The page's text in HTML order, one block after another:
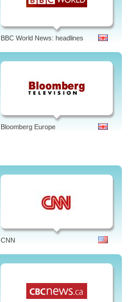
BBC World News: headlines
Bloomberg Europe
CNN